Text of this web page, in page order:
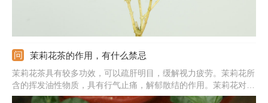
茉莉花茶的作用，有什么禁忌
茉莉花茶具有较多功效，可以疏肝明目，缓解视力疲劳。茉莉花所
含的挥发油性物质，具有行气止痛，解郁散结的作用。茉莉花对很
多细菌具有抑制作用，也能抗菌消炎，治疗一些炎症。对于爱美的